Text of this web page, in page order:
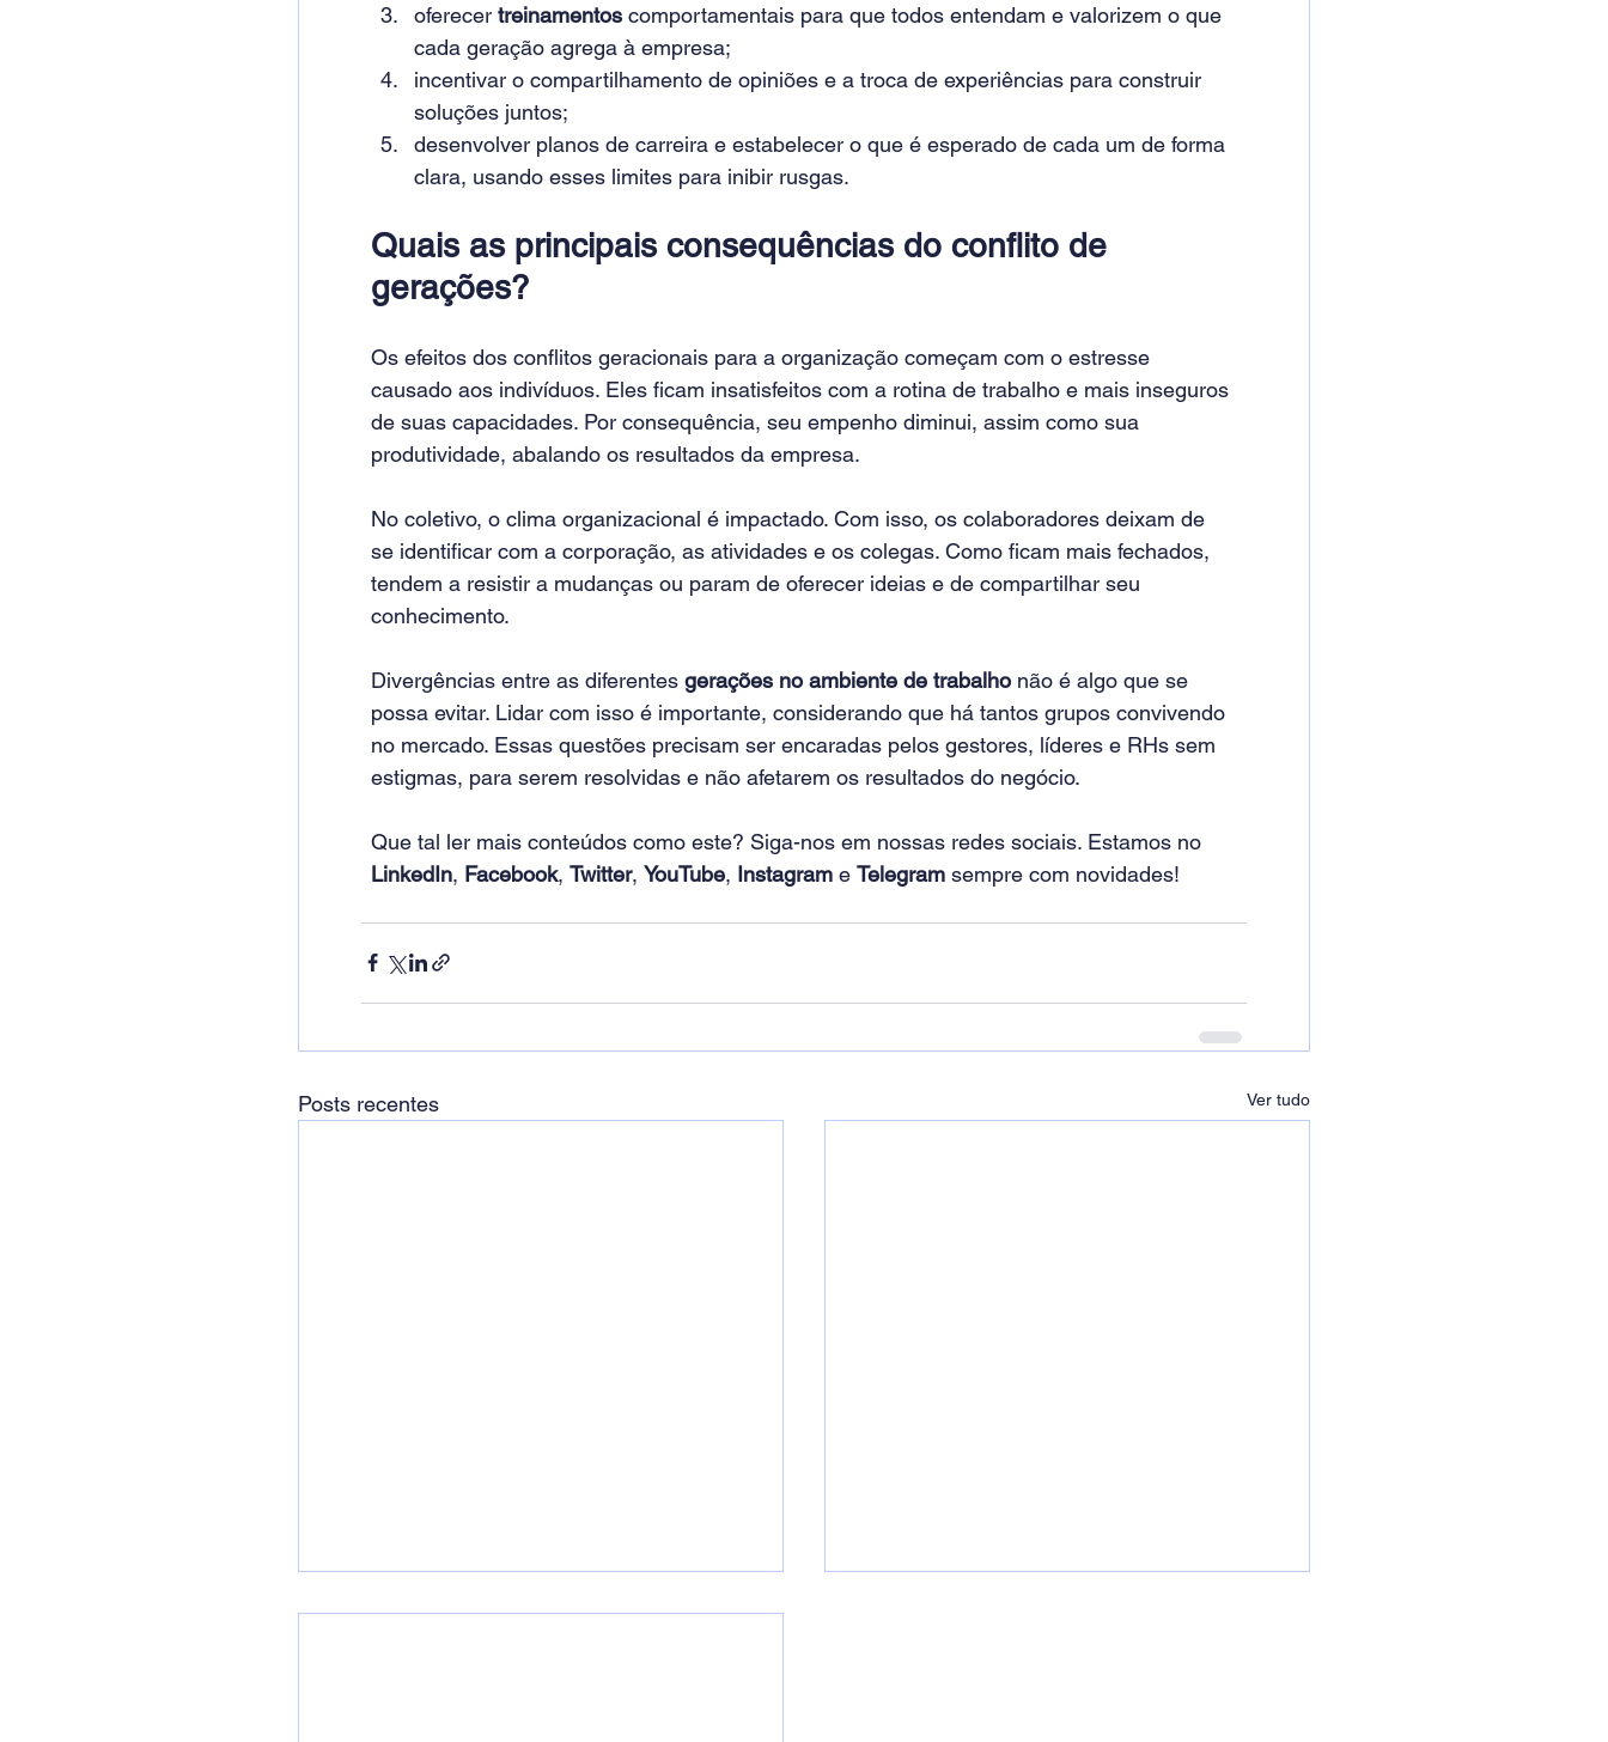
oferecer treinamentos comportamentais para que todos entendam e valorizem o que
cada geração agrega à empresa;
incentivar o compartilhamento de opiniões e a troca de experiências para construir
soluções juntos;
desenvolver planos de carreira e estabelecer o que é esperado de cada um de forma
clara, usando esses limites para inibir rusgas.
Quais as principais consequências do conflito de
gerações?
Os efeitos dos conflitos geracionais para a organização começam com o estresse
causado aos indivíduos. Eles ficam insatisfeitos com a rotina de trabalho e mais inseguros
de suas capacidades. Por consequência, seu empenho diminui, assim como sua
produtividade, abalando os resultados da empresa.
No coletivo, o clima organizacional é impactado. Com isso, os colaboradores deixam de
se identificar com a corporação, as atividades e os colegas. Como ficam mais fechados,
tendem a resistir a mudanças ou param de oferecer ideias e de compartilhar seu
conhecimento.
Divergências entre as diferentes gerações no ambiente de trabalho não é algo que se
possa evitar. Lidar com isso é importante, considerando que há tantos grupos convivendo
no mercado. Essas questões precisam ser encaradas pelos gestores, líderes e RHs sem
estigmas, para serem resolvidas e não afetarem os resultados do negócio.
Que tal ler mais conteúdos como este? Siga-nos em nossas redes sociais. Estamos no
LinkedIn, Facebook, Twitter, YouTube, Instagram e Telegram sempre com novidades!
Posts recentes Ver tudo